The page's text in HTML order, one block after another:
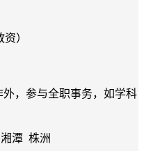
）
，参与全职事务，如学科
潭 株洲